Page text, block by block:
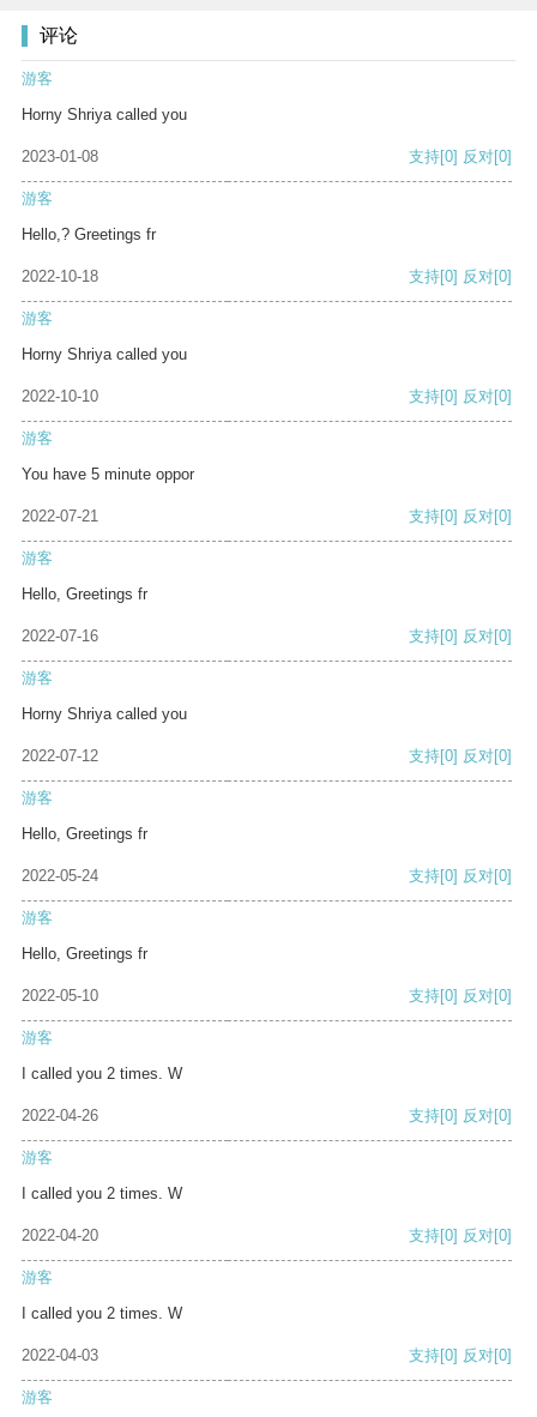
评论
游客
Horny Shriya called you
2023-01-08 支持[0] 反对[0]
游客
Hello,? Greetings fr
2022-10-18 支持[0] 反对[0]
游客
Horny Shriya called you
2022-10-10 支持[0] 反对[0]
游客
You have 5 minute oppor
2022-07-21 支持[0] 反对[0]
游客
Hello, Greetings fr
2022-07-16 支持[0] 反对[0]
游客
Horny Shriya called you
2022-07-12 支持[0] 反对[0]
游客
Hello, Greetings fr
2022-05-24 支持[0] 反对[0]
游客
Hello, Greetings fr
2022-05-10 支持[0] 反对[0]
游客
I called you 2 times. W
2022-04-26 支持[0] 反对[0]
游客
I called you 2 times. W
2022-04-20 支持[0] 反对[0]
游客
I called you 2 times. W
2022-04-03 支持[0] 反对[0]
游客